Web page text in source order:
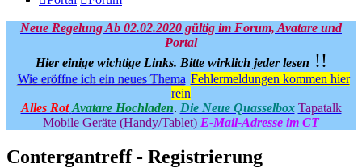
Neue Regelung Ab 02.02.2020 gültig im Forum, Avatare und
Portal
Hier einige wichtige Links. Bitte wirklich jeder lesen !!
Wie eröffne ich ein neues Thema Fehlermeldungen kommen hier
rein
Alles Rot Avatare Hochladen. Die Neue Quasselbox Tapatalk
Mobile Geräte (Handy/Tablet) E-Mail-Adresse im CT
Contergantreff - Registrierung